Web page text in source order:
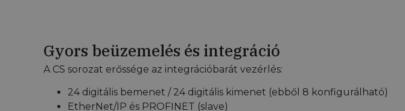
Gyors beüzemelés és integráció
A CS sorozat erőssége az integrációbarát vezérlés:
24 digitális bemenet / 24 digitális kimenet (ebből 8 konfigurálható)
EtherNet/IP és PROFINET (slave)